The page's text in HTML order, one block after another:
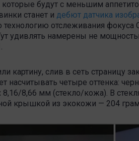
которые будут с меньшим
станет и дебют датчика
отслеживания фокуса
удивлять намерены не
картину, слив в сеть страницу
насчитывать четыре оттенка:
8,16/8,66 мм (стекло/кожа). В
крышкой из экокожи — 204